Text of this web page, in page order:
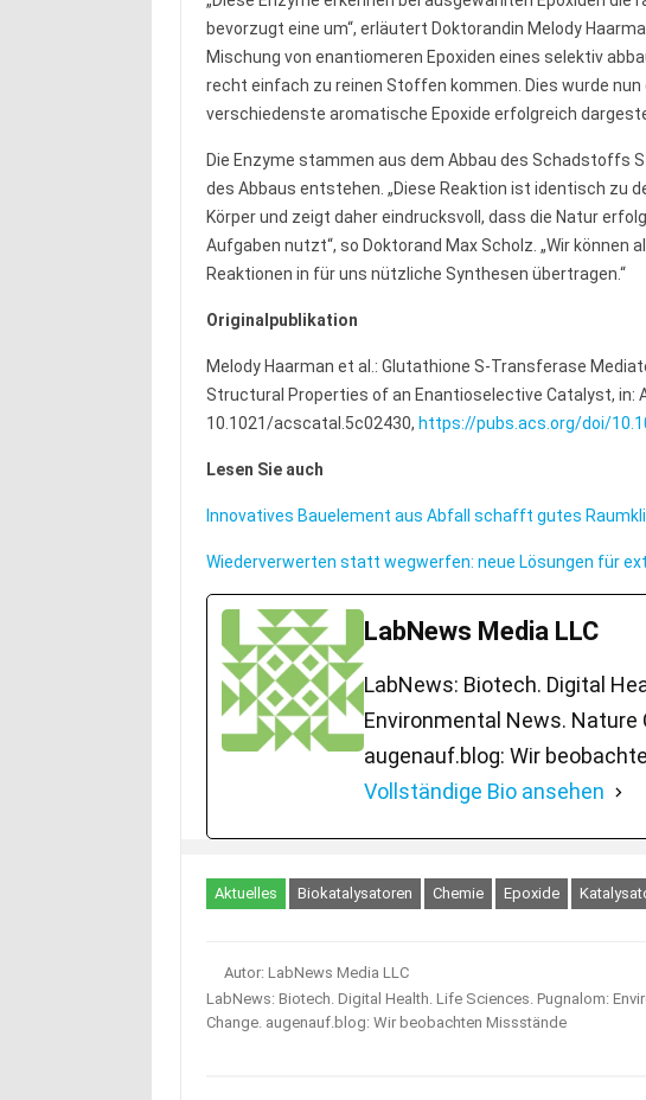
bevorzugt eine um“, erläutert Doktorandin Melody
Mischung von enantiomeren Epoxiden eines selektiv
recht einfach zu reinen Stoffen kommen. Dies wurde
verschiedenste aromatische Epoxide erfolgreich
Die Enzyme stammen aus dem Abbau des Schadstoffs
des Abbaus entstehen. „Diese Reaktion ist identisch zu
Körper und zeigt daher eindrucksvoll, dass die Natur
Aufgaben nutzt“, so Doktorand Max Scholz. „Wir können
Reaktionen in für uns nützliche Synthesen übertragen.“
Originalpublikation
Melody Haarman et al.: Glutathione S-Transferase
Structural Properties of an Enantioselective Catalyst, in:
10.1021/acscatal.5c02430, https://pubs.acs.org/doi/
Lesen Sie auch
Innovatives Bauelement aus Abfall schafft gutes
Wiederverwerten statt wegwerfen: neue Lösungen für
LabNews Media LLC
LabNews: Biotech. Digital
Environmental News. Nature
augenauf.blog: Wir
Vollständige Bio ansehen
Aktuelles Biokatalysatoren Chemie Epoxide
Autor: LabNews Media LLC
LabNews: Biotech. Digital Health. Life Sciences. Pugnalom:
Change. augenauf.blog: Wir beobachten Missstände